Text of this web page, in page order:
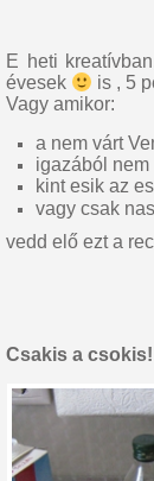
E heti
évesek
is , 5
Vagy amikor:
a nem várt
igazából
kint esik az
vagy csak
vedd elő ezt a
Csakis a csokis!